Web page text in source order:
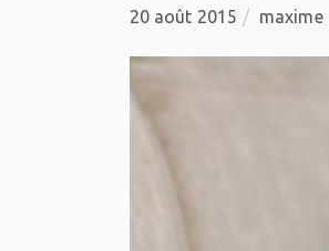
20 août 2015 / maxime